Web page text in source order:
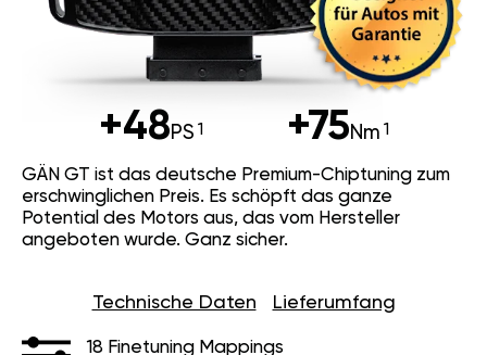
+48PS +75Nm
GÄN GT ist das deutsche Premium-Chiptuning zum
erschwinglichen Preis. Es schöpft das ganze
Potential des Motors aus, das vom Hersteller
angeboten wurde. Ganz sicher.
Technische Daten Lieferumfang
18 Finetuning Mappings